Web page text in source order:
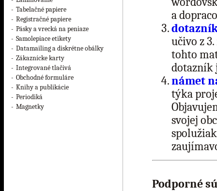
- Tabelačné papiere
- Registračné papiere
- Pásky a vrecká na peniaze
- Samolepiace etikety
- Datamailing a diskrétne obálky
- Zákaznícke karty
- Integrované tlačivá
- Obchodné formuláre
- Knihy a publikácie
- Periodiká
- Magnetky
a
učivo z
tohto
dotazník
námet
týka
svojej
Podporné